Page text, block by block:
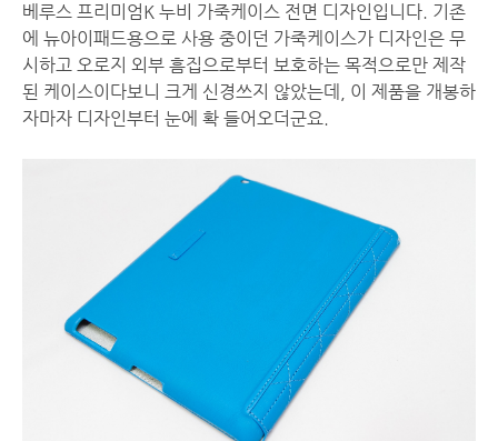
베루스 프리미엄K 누비 가죽케이스 전면 디자인입니다. 기존
에 뉴아이패드용으로 사용 중이던 가죽케이스가 디자인은 무
시하고 오로지 외부 흠집으로부터 보호하는 목적으로만 제작
된 케이스이다보니 크게 신경쓰지 않았는데, 이 제품을 개봉하
자마자 디자인부터 눈에 확 들어오더군요.